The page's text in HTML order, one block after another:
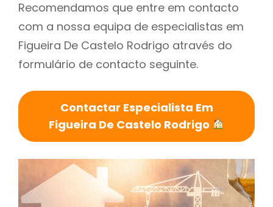
Recomendamos que entre em contacto
com a nossa equipa de especialistas em
Figueira De Castelo Rodrigo através do
formulário de contacto seguinte.
Contactar Especialista Em
Figueira De Castelo Rodrigo